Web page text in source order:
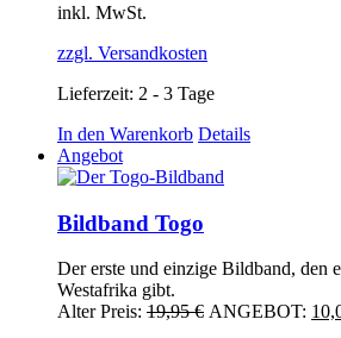
inkl. MwSt.
zzgl. Versandkosten
Lieferzeit: 2 - 3 Tage
In den Warenkorb Details
Angebot
Bildband Togo
Der erste und einzige Bildband, den
Westafrika gibt.
Alter Preis: 19,95€ Ursprünglicher
ANGEBOT: